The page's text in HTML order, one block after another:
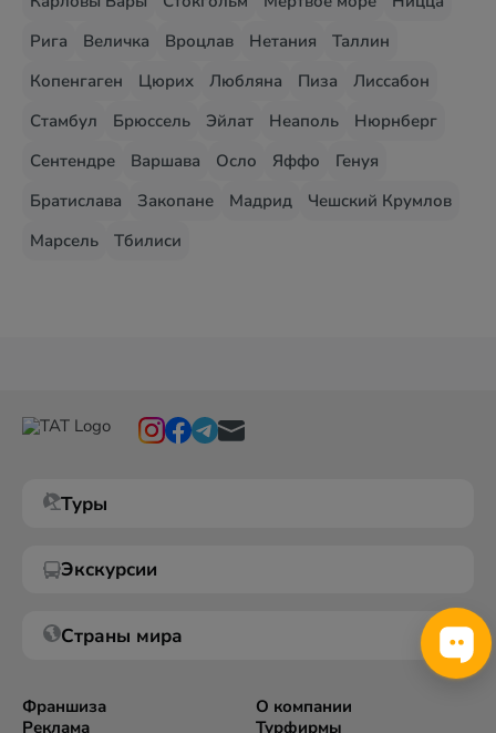
Рига
Величка Вроцлав Нетания
Таллин
Копенгаген
Цюрих Любляна Пиза
Лиссабон
Стамбул
Брюссель Эйлат Неаполь
Нюрнберг
Сентендре
Варшава Осло Яффо
Генуя
Братислава
Закопане Мадрид
Чешский Крумлов
Марсель
Тбилиси
Туры
Экскурсии
Страны мира
Франшиза
Реклама
О компании
Турфирмы